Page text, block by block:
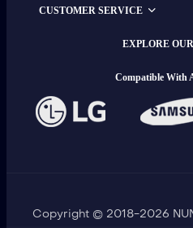
CUSTOMER SERVICE
EXPLORE
Compatible With
Copyright © 2018-2026